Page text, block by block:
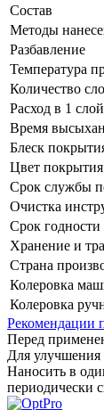
Состав
Методы
Разбавление
Температура
Количество
Расход в 1 слой
Время
Блеск
Цвет покрытия
Срок службы
Очистка
Срок годности
Хранение и
Страна
Колеровка
Колеровка
Рекомендации
Перед
Для улучшения
Наносить в
периодически